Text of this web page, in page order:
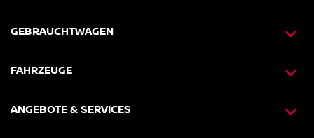
GEBRAUCHTWAGEN
FAHRZEUGE
ANGEBOTE & SERVICES